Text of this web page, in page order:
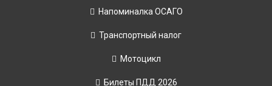
Напоминалка ОСАГО
Транспортный налог
Мотоцикл
Билеты ПДД 2026